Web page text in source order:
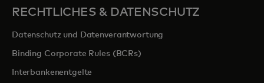
RECHTLICHES & DATENSCHUTZ
Datenschutz und Datenverantwortung
Binding Corporate Rules (BCRs)
Interbankenentgelte